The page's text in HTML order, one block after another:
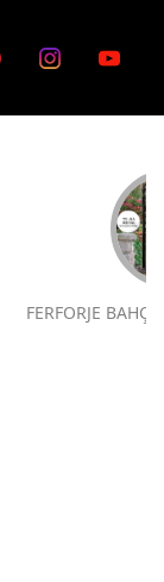
FERFORJE